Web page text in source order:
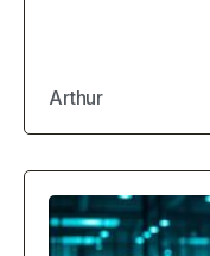
Arthur